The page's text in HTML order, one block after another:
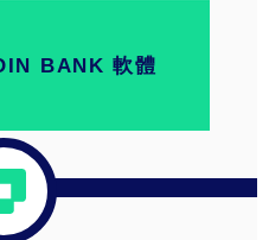
BANK 軟體